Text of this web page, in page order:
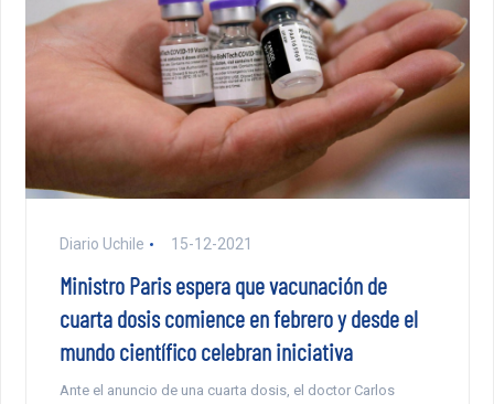
Diario Uchile 15-12-2021
Ministro Paris espera que vacunación de
cuarta dosis comience en febrero y desde el
mundo científico celebran iniciativa
Ante el anuncio de una cuarta dosis, el doctor Carlos